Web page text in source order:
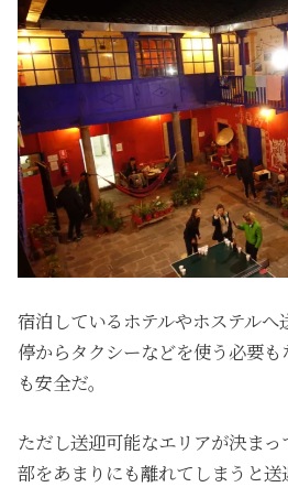
宿泊しているホテルやホステル
停からタクシーなどを使う必要
も安全だ。
ただし送迎可能なエリアが決ま
部をあまりにも離れてしまうと